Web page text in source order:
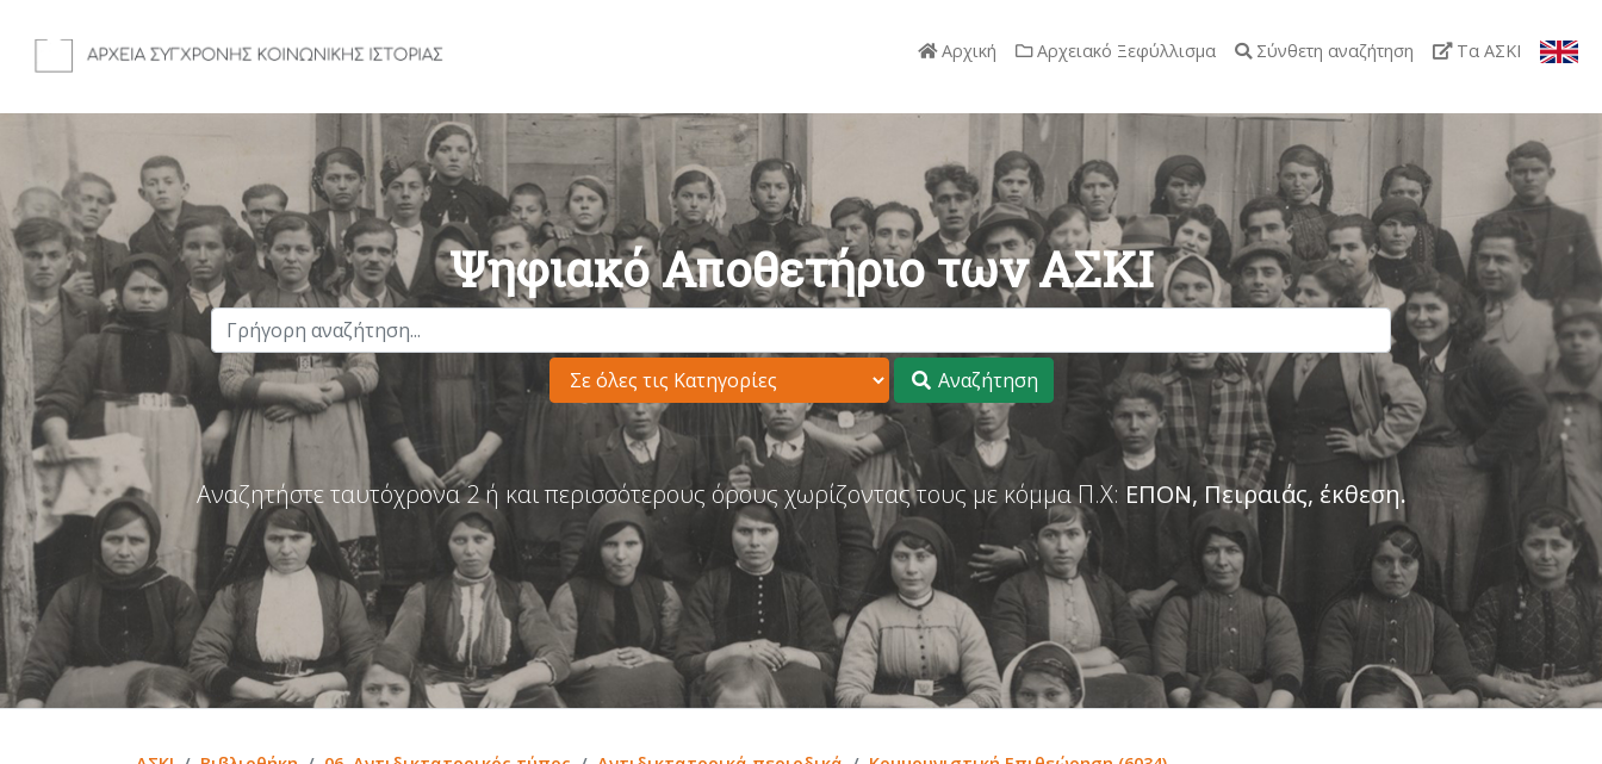
Αρχική Αρχειακό Ξεφύλλισμα Σύνθετη αναζήτηση Τα ΑΣΚΙ
Ψηφιακό Αποθετήριο των ΑΣΚΙ
Αναζήτηση
Αναζητήστε ταυτόχρονα 2 ή και περισσότερους όρους χωρίζοντας τους με κόμμα Π.Χ: ΕΠΟΝ, Πειραιάς, έκθεση.